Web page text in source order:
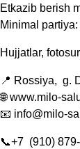
Etkazib berish
Minimal
Hujjatlar,
📍 Rossiya, g.
🌐 www.milo-
📧 info@milo-
📞+7 (910)